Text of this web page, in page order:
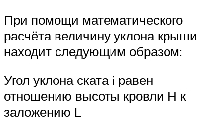
При помощи математического
расчёта величину уклона крыши
находит следующим образом:
Угол уклона ската i равен
отношению высоты кровли Н к
заложению L